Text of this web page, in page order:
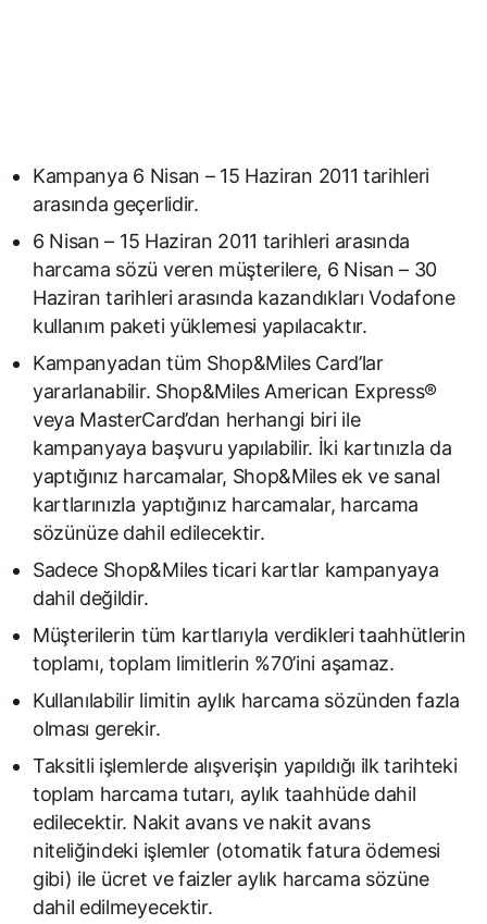
Kampanya 6 Nisan – 15 Haziran 2011 tarihleri
arasında geçerlidir.
6 Nisan – 15 Haziran 2011 tarihleri arasında
harcama sözü veren müşterilere, 6 Nisan – 30
Haziran tarihleri arasında kazandıkları Vodafone
kullanım paketi yüklemesi yapılacaktır.
Kampanyadan tüm Shop&Miles Card’lar
yararlanabilir. Shop&Miles American Express®
veya MasterCard’dan herhangi biri ile
kampanyaya başvuru yapılabilir. İki kartınızla da
yaptığınız harcamalar, Shop&Miles ek ve sanal
kartlarınızla yaptığınız harcamalar, harcama
sözünüze dahil edilecektir.
Sadece Shop&Miles ticari kartlar kampanyaya
dahil değildir.
Müşterilerin tüm kartlarıyla verdikleri taahhütlerin
toplamı, toplam limitlerin %70’ini aşamaz.
Kullanılabilir limitin aylık harcama sözünden fazla
olması gerekir.
Taksitli işlemlerde alışverişin yapıldığı ilk tarihteki
toplam harcama tutarı, aylık taahhüde dahil
edilecektir. Nakit avans ve nakit avans
niteliğindeki işlemler (otomatik fatura ödemesi
gibi) ile ücret ve faizler aylık harcama sözüne
dahil edilmeyecektir.